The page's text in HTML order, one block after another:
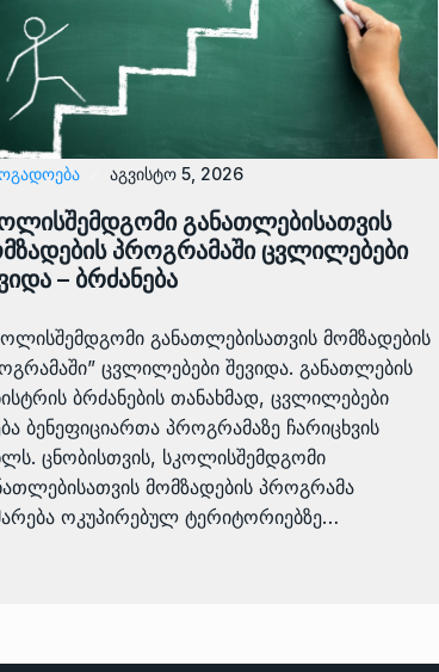
აგვისტო 5, 2026
განათლებისათვის
პროგრამაში ცვლილებები
– ბრძანება
განათლებისათვის მომზადების
ცვლილებები შევიდა. განათლების
ბრძანების თანახმად, ცვლილებები
ბენეფიციართა პროგრამაზე ჩარიცხვის
ცნობისთვის, სკოლისშემდგომი
მომზადების პროგრამა
ოკუპირებულ ტერიტორიებზე…